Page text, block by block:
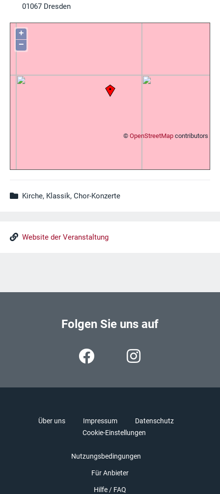
01067 Dresden
+
−
© OpenStreetMap contributors
Kirche, Klassik, Chor-Konzerte
Website der Veranstaltung
Folgen Sie uns auf
Über uns Impressum
Datenschutz
Cookie-Einstellungen
Nutzungsbedingungen
Für Anbieter
Hilfe / FAQ